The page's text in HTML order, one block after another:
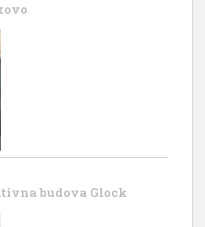
budova Glock